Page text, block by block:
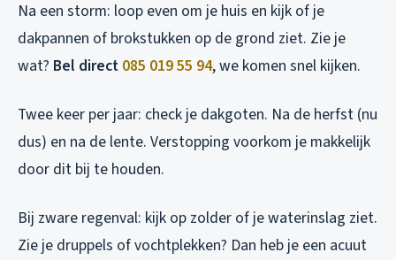
Na een storm: loop even om je huis en kijk of je
dakpannen of brokstukken op de grond ziet. Zie je
wat? Bel direct 085 019 55 94, we komen snel kijken.
Twee keer per jaar: check je dakgoten. Na de herfst (nu
dus) en na de lente. Verstopping voorkom je makkelijk
door dit bij te houden.
Bij zware regenval: kijk op zolder of je waterinslag ziet.
Zie je druppels of vochtplekken? Dan heb je een acuut